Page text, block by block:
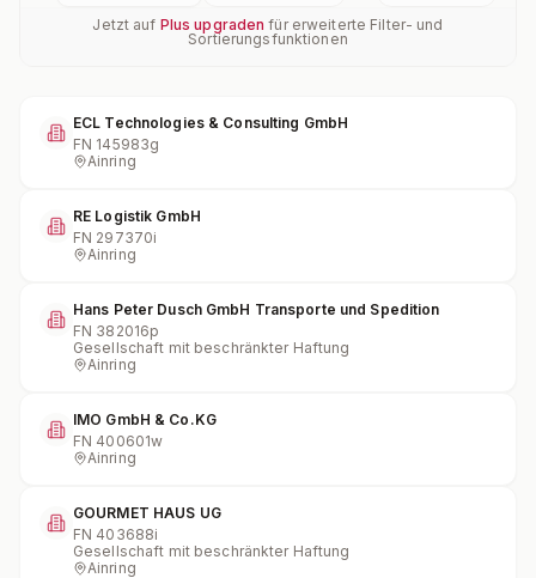
Jetzt auf Plus upgraden für erweiterte Filter- und
Sortierungsfunktionen
ECL Technologies & Consulting GmbH
FN 145983g
Ainring
RE Logistik GmbH
FN 297370i
Ainring
Hans Peter Dusch GmbH Transporte und Spedition
FN 382016p
Gesellschaft mit beschränkter Haftung
Ainring
IMO GmbH & Co.KG
FN 400601w
Ainring
GOURMET HAUS UG
FN 403688i
Gesellschaft mit beschränkter Haftung
Ainring